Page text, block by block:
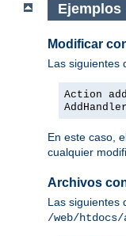
Ejemplos
Modificar
Las siguientes
Action
En este caso,
cualquier
Archivos
Las siguientes
/web/